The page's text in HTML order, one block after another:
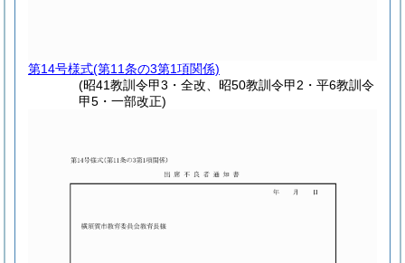
第14号様式(第11条の3第1項関係)
(昭41教訓令甲3・全改、昭50教訓令甲2・平6教訓令
甲5・一部改正)